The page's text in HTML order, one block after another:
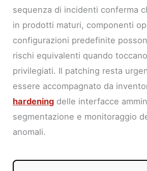
sequenza di incidenti conferma
in prodotti maturi, componenti
configurazioni predefinite
rischi equivalenti quando
privilegiati. Il patching resta
essere accompagnato da
hardening delle interfacce
segmentazione e monitoraggio
anomali.